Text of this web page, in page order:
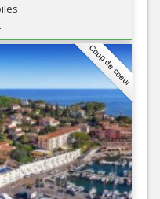
Coup de coeur